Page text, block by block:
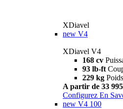
XDiavel
new V4
XDiavel V4
168 cv
93 lb-ft
229 kg
A partir de 33
Configurez En
new V4 100